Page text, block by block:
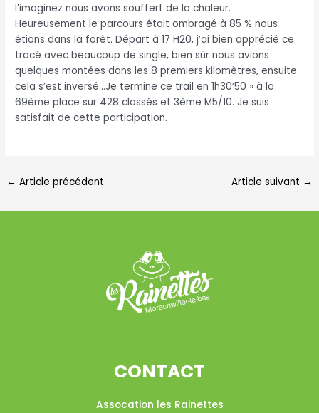
l’imaginez nous avons souffert de la chaleur.
Heureusement le parcours était ombragé à 85 % nous
étions dans la forêt. Départ à 17 H20, j’ai bien apprécié ce
tracé avec beaucoup de single, bien sûr nous avions
quelques montées dans les 8 premiers kilomètres, ensuite
cela s’est inversé…Je termine ce trail en 1h30’50 » à la
69ème place sur 428 classés et 3ème M5/10. Je suis
satisfait de cette participation.
← Article précédent Article suivant →
CONTACT
Assocation les Rainettes